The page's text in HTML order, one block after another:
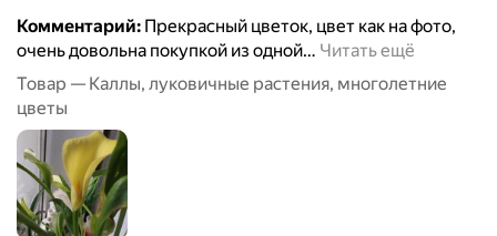
Комментарий: Прекрасный цветок, цвет как на фото,
очень довольна покупкой из одной… Читать ещё
Товар — Каллы, луковичные растения, многолетние
цветы